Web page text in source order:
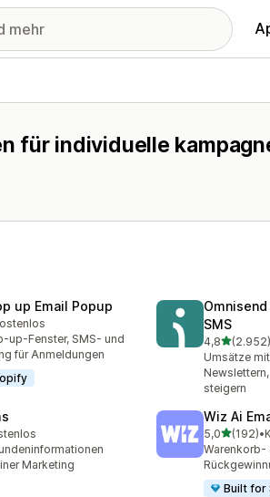
für individuelle
up Email Popup
insgesamt
up-Fenster, SMS- und
für Anmeldungen
SMS
4,8von 5
(2.952)
2952
Umsätze
steigern
insgesamt
Marketing
Wiz Ai
5,0von 5
(192)
192 •
Warenkorb-
Built for